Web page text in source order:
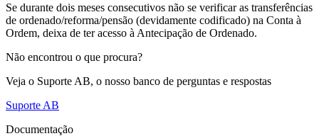
Se durante dois meses consecutivos não se verificar as transferências
de ordenado/reforma/pensão (devidamente codificado) na Conta à
Ordem, deixa de ter acesso à Antecipação de Ordenado.
Não encontrou o que procura?
Veja o Suporte AB, o nosso banco de perguntas e respostas
Suporte AB
Documentação